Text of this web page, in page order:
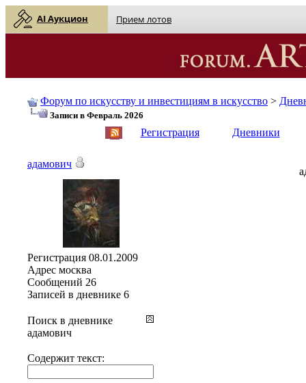
AI Аукцион Прием лотов
Форум по искусству и инвестициям в искусство >
Записи в Февраль 2026
Регистрация Дневники
адамович
Регистрация 08.01.2009
Адрес москва
Сообщений 26
Записей в дневнике 6
Поиск в дневнике
адамович
Содержит текст: